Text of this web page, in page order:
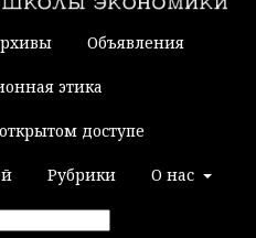
Объявления
этика
доступе
Рубрики О нас